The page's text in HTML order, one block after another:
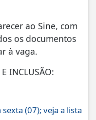
ao Sine, com
os documentos
à vaga.
INCLUSÃO:
(07); veja a lista